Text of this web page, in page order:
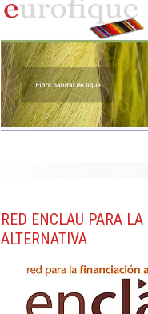
RED ENCLAU PARA
ALTERNATIVA